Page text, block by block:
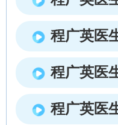
程广英医
程广英医
程广英医